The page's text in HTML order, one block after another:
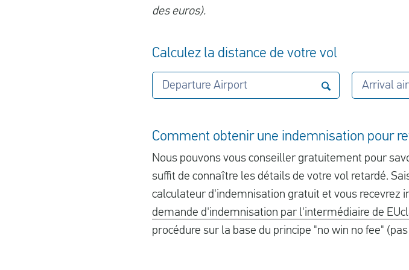
des euros).
Calculez la distance de votre vol
Departure Airport Arrival
Comment obtenir une indemnisation pour
Nous pouvons vous conseiller gratuitement pour
suffit de connaître les détails de votre vol retardé.
calculateur d'indemnisation gratuit et vous recevrez
demande d'indemnisation par l'intermédiaire de
procédure sur la base du principe "no win no fee"